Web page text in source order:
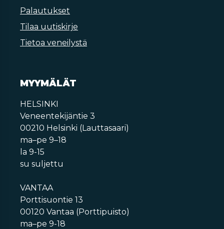
Palautukset
Tilaa uutiskirje
Tietoa veneilystä
MYYMÄLÄT
HELSINKI
Veneentekijäntie 3
00210 Helsinki (Lauttasaari)
ma–pe 9–18
la 9-15
su suljettu
VANTAA
Porttisuontie 13
00120 Vantaa (Porttipuisto)
ma–pe 9-18